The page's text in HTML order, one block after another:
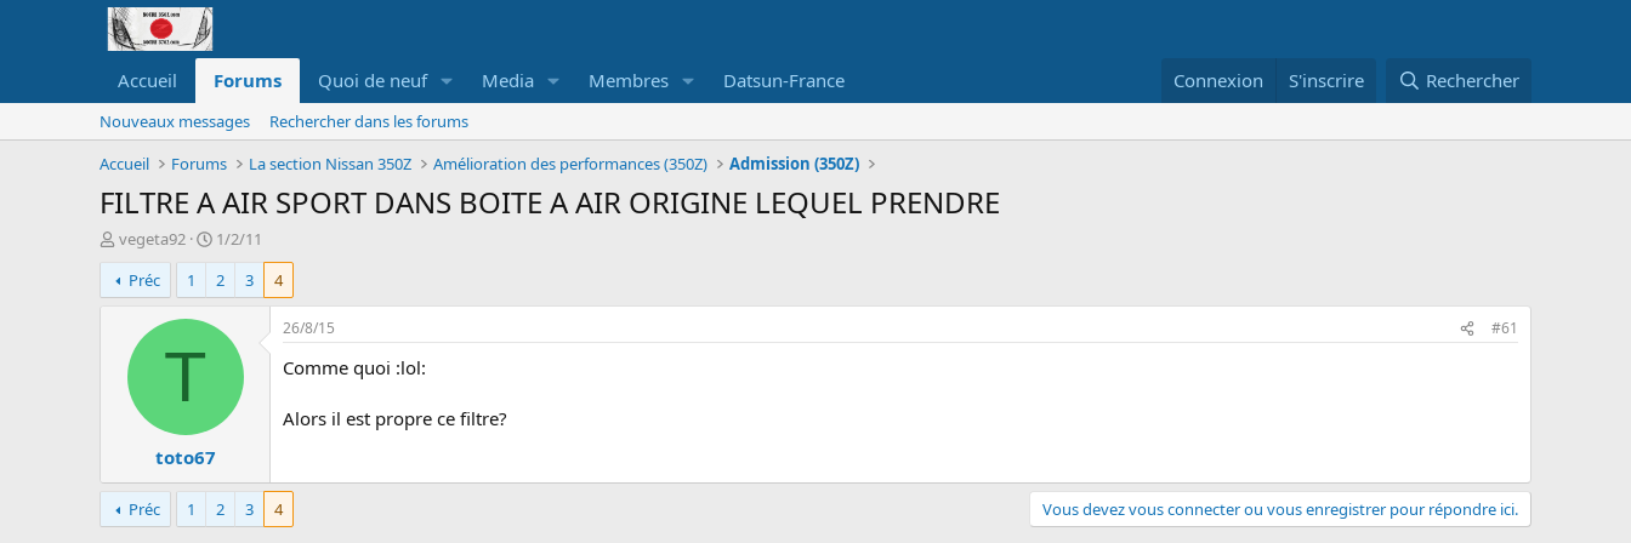
Accueil Forums Quoi de neuf Media Membres Datsun-France Connexion S'inscrire Rechercher
Nouveaux messages
Rechercher dans les forums
Accueil
Forums La section Nissan 350Z Amélioration des performances (350Z) Admission (350Z)
FILTRE A AIR SPORT DANS BOITE A AIR ORIGINE LEQUEL PRENDRE
A
u
t
e
i
s
c
vegeta92
D
a
t
e
d
u
1/2/11
Préc
1 2 3 4
T
toto67
26/8/15 #61
Comme quoi :lol:
Alors il est propre ce filtre?
Préc 1 2 3 4 Vous devez vous connecter ou vous enregistrer pour répondre ici.